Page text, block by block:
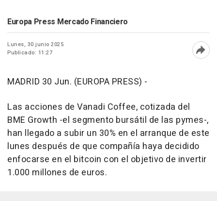
Europa Press Mercado Financiero
Lunes, 30 junio 2025
Publicado: 11:27
MADRID 30 Jun. (EUROPA PRESS) -
Las acciones de Vanadi Coffee, cotizada del
BME Growth -el segmento bursátil de las pymes-,
han llegado a subir un 30% en el arranque de este
lunes después de que compañía haya decidido
enfocarse en el bitcoin con el objetivo de invertir
1.000 millones de euros.